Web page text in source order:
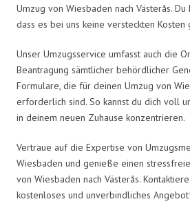
Umzug von Wiesbaden nach Västerås. Du
dass es bei uns keine versteckten Kosten
Unser Umzugsservice umfasst auch die
Beantragung sämtlicher behördlicher
Formulare, die für deinen Umzug von
erforderlich sind. So kannst du dich voll
in deinem neuen Zuhause konzentrieren.
Vertraue auf die Expertise von
Wiesbaden und genieße einen
von Wiesbaden nach Västerås.
kostenloses und unverbindliches Angebot!